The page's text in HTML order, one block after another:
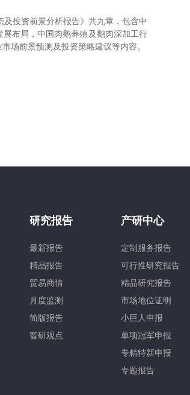
投资前景分析报告》共九章，包含中
布局，中国肉鹅养殖及鹅肉深加工行
场前景预测及投资策略建议等内容。
研究报告
最新报告
精品报告
贸易商情
月度监测
简版报告
智研观点
产研中心
定制服务报告
可行性研究报告
精品研究报告
市场地位证明
小巨人申报
单项冠军申报
专精特新申报
专题报告